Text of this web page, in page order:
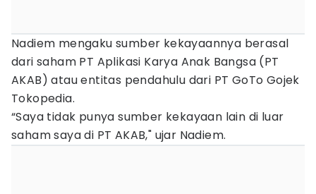
Nadiem mengaku sumber kekayaannya berasal
dari saham PT Aplikasi Karya Anak Bangsa (PT
AKAB) atau entitas pendahulu dari PT GoTo Gojek
Tokopedia.
“Saya tidak punya sumber kekayaan lain di luar
saham saya di PT AKAB," ujar Nadiem.